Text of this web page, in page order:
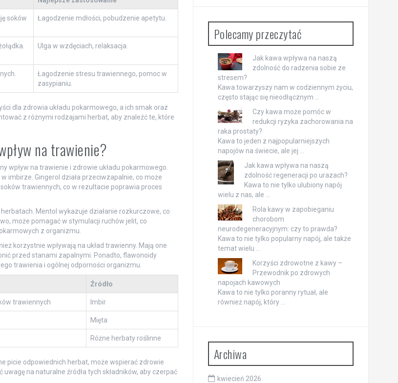
soków
Łagodzenie mdłości, pobudzenie apetytu.
Ulga w wzdęciach, relaksacja.
Łagodzenie stresu trawiennego, pomoc w
zasypianiu.
dla zdrowia układu pokarmowego, a ich smak oraz
z różnymi rodzajami herbat, aby znaleźć te, które
na trawienie?
wpływ na trawienie i zdrowie układu pokarmowego.
imbirze. Gingerol działa przeciwzapalnie, co może
trawiennych, co w rezultacie poprawia proces
Mentol wykazuje działanie rozkurczowe, co
może pomagać w stymulacji ruchów jelit, co
z organizmu.
korzystnie wpływają na układ trawienny. Mają one
przed stanami zapalnymi. Ponadto, flawonoidy
trawienia i ogólnej odporności organizmu.
Źródło
trawiennych Imbir
Mięta
Różne herbaty roślinne
picie odpowiednich herbat, może wspierać zdrowie
na naturalne źródła tych składników, aby czerpać
Polecamy przeczytać
Jak kawa wpływa na naszą
zdolność do radzenia sobie ze
stresem?
Kawa towarzyszy nam w codziennym życiu,
często stając się nieodłącznym …
Czy kawa może pomóc w
redukcji ryzyka zachorowania na
raka prostaty?
Kawa to jeden z najpopularniejszych
napojów na świecie, ale jej …
Jak kawa wpływa na naszą
zdolność regeneracji po urazach?
Kawa to nie tylko ulubiony napój
wielu z nas, ale …
Rola kawy w zapobieganiu
chorobom
neurodegeneracyjnym: czy to prawda?
Kawa to nie tylko popularny napój, ale także
temat wielu …
Korzyści zdrowotne z kawy –
Przewodnik po zdrowych
napojach kawowych
Kawa to nie tylko poranny rytuał, ale
również napój, który …
Archiwa
kwiecień 2026